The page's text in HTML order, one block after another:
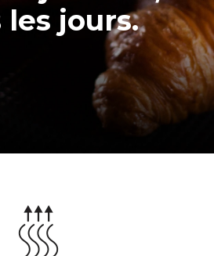
les jours.